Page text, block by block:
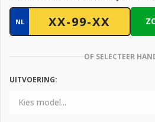
NL
OF SELECTEER
UITVOERING: